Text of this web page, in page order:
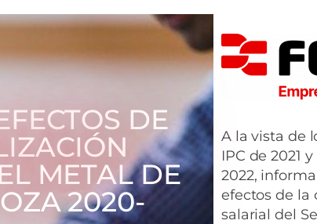
DE
METAL DE
2020-
A la vista de
IPC de 2021
2022,
efectos de la
salarial del